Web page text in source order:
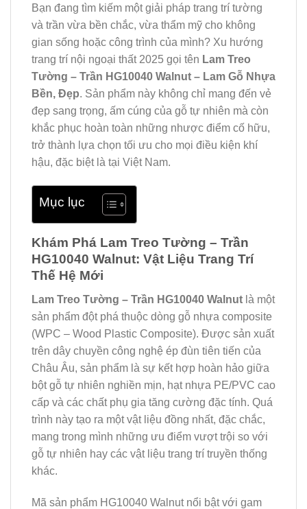
Bạn đang tìm kiếm một giải pháp trang trí tường
và trần vừa bền chắc, vừa thẩm mỹ cho không
gian sống hoặc công trình của mình? Xu hướng
trang trí nội ngoại thất 2025 gọi tên Lam Treo
Tường – Trần HG10040 Walnut – Lam Gỗ Nhựa
Bền, Đẹp. Sản phẩm này không chỉ mang đến vẻ
đẹp sang trọng, ấm cúng của gỗ tự nhiên mà còn
khắc phục hoàn toàn những nhược điểm cố hữu,
trở thành lựa chọn tối ưu cho mọi điều kiện khí
hậu, đặc biệt là tại Việt Nam.
Mục lục
Khám Phá Lam Treo Tường – Trần
HG10040 Walnut: Vật Liệu Trang Trí
Thế Hệ Mới
Lam Treo Tường – Trần HG10040 Walnut là một
sản phẩm đột phá thuộc dòng gỗ nhựa composite
(WPC – Wood Plastic Composite). Được sản xuất
trên dây chuyền công nghệ ép đùn tiên tiến của
Châu Âu, sản phẩm là sự kết hợp hoàn hảo giữa
bột gỗ tự nhiên nghiền mịn, hạt nhựa PE/PVC cao
cấp và các chất phụ gia tăng cường đặc tính. Quá
trình này tạo ra một vật liệu đồng nhất, đặc chắc,
mang trong mình những ưu điểm vượt trội so với
gỗ tự nhiên hay các vật liệu trang trí truyền thống
khác.
Mã sản phẩm HG10040 Walnut nổi bật với gam